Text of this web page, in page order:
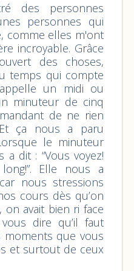
des personnes
personnes qui
comme elles m'ont
incroyable. Grâce
des choses,
temps qui compte
un midi ou
minuteur de cinq
de ne rien
ça nous a paru
le minuteur
dit : “Vous voyez!
Elle nous a
nous stressions
cours dès qu’on
on avait bien ri face
dire qu’il faut
moments que vous
et surtout de ceux